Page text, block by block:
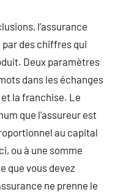
l’assurance
des chiffres qui
Deux paramètres
dans les échanges
la franchise. Le
que l’assureur est
au capital
ou à une somme
que vous devez
ne prenne le